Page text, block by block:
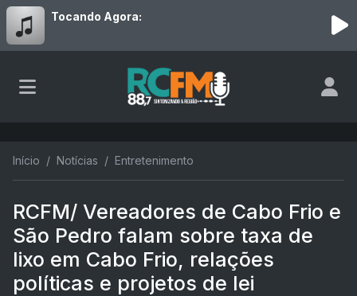
Tocando Agora:
Início Notícias Entretenimento
RCFM/ Vereadores de Cabo Frio e
São Pedro falam sobre taxa de
lixo em Cabo Frio, relações
políticas e projetos de lei